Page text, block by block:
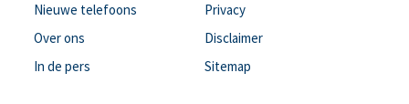
Nieuwe telefoons
Over ons
In de pers
Privacy
Disclaimer
Sitemap